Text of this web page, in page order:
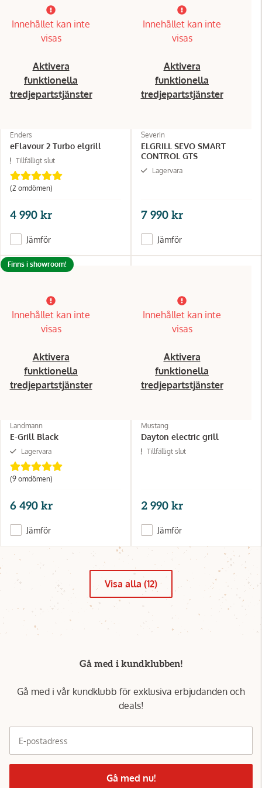
Innehållet kan inte
visas
Aktivera
funktionella
tredjepartstjänster
Enders
eFlavour 2 Turbo elgrill
Tillfälligt slut
(2 omdömen)
4 990 kr
Jämför
Innehållet kan inte
visas
Aktivera
funktionella
tredjepartstjänster
Severin
ELGRILL SEVO SMART
CONTROL GTS
Lagervara
7 990 kr
Jämför
Innehållet kan inte
visas
Aktivera
funktionella
tredjepartstjänster
Landmann
E-Grill Black
Lagervara
(9 omdömen)
Finns i showroom!
6 490 kr
Jämför
Innehållet kan inte
visas
Aktivera
funktionella
tredjepartstjänster
Mustang
Dayton electric grill
Tillfälligt slut
2 990 kr
Jämför
Visa alla (12)
Gå med i kundklubben!
Gå med i vår kundklubb för exklusiva erbjudanden och
deals!
E-postadress
Gå med nu!